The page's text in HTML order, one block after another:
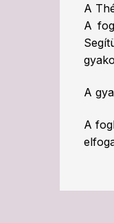
A
A
A
A